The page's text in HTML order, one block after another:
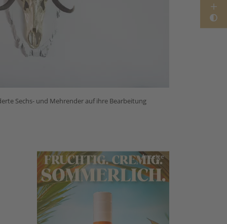
Sechs- und Mehrender auf ihre Bearbeitung
Anzeige